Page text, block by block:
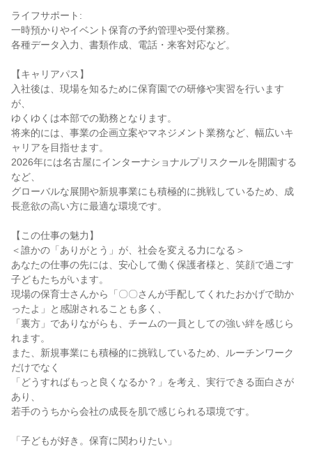
ライフサポート:
一時預かりやイベント保育の予約管理や受付業務。
各種データ入力、書類作成、電話・来客対応など。
【キャリアパス】
入社後は、現場を知るために保育園での研修や実習を行います
が、
ゆくゆくは本部での勤務となります。
将来的には、事業の企画立案やマネジメント業務など、幅広いキ
ャリアを目指せます。
2026年には名古屋にインターナショナルプリスクールを開園する
など、
グローバルな展開や新規事業にも積極的に挑戦しているため、成
長意欲の高い方に最適な環境です。
【この仕事の魅力】
＜誰かの「ありがとう」が、社会を変える力になる＞
あなたの仕事の先には、安心して働く保護者様と、笑顔で過ごす
子どもたちがいます。
現場の保育士さんから「〇〇さんが手配してくれたおかげで助か
ったよ」と感謝されることも多く、
「裏方」でありながらも、チームの一員としての強い絆を感じら
れます。
また、新規事業にも積極的に挑戦しているため、ルーチンワーク
だけでなく
「どうすればもっと良くなるか？」を考え、実行できる面白さが
あり、
若手のうちから会社の成長を肌で感じられる環境です。
「子どもが好き。保育に関わりたい」